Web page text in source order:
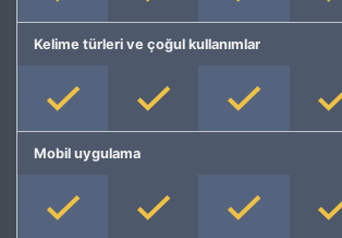
Kelime türleri ve çoğul kullanımlar
Mobil uygulama